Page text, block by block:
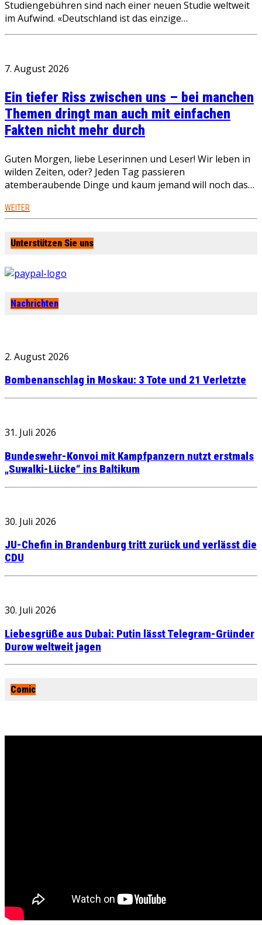
Studiengebühren sind nach einer neuen Studie weltweit
im Aufwind. «Deutschland ist das einzige…
7. August 2026
Ein tiefer Riss zwischen uns – bei manchen
Themen dringt man auch mit einfachen
Fakten nicht mehr durch
Guten Morgen, liebe Leserinnen und Leser! Wir leben in
wilden Zeiten, oder? Jeden Tag passieren
atemberaubende Dinge und kaum jemand will noch das…
WEITER
Unterstützen Sie uns
Nachrichten
2. August 2026
Bombenanschlag in Moskau: 3 Tote und 21 Verletzte
31. Juli 2026
Bundeswehr-Konvoi mit Kampfpanzern nutzt erstmals
„Suwalki-Lücke“ ins Baltikum
30. Juli 2026
JU-Chefin in Brandenburg tritt zurück und verlässt die
CDU
30. Juli 2026
Liebesgrüße aus Dubai: Putin lässt Telegram-Gründer
Durow weltweit jagen
Comic